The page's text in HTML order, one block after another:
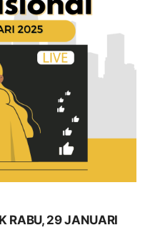
RABU, 29 JANUARI